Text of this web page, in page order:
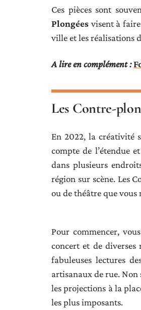
Ces pièces sont
Plongées visent à
ville et les réalisations
A lire en complément :
Les Contre-
En 2022, la créativité
compte de l’étendue
dans plusieurs
région sur scène. Les
ou de théâtre que vous
Pour commencer,
concert et de
fabuleuses lectures
artisanaux de rue. Non
les projections à la
les plus imposants.